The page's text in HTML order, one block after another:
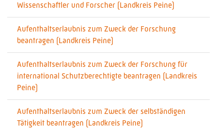
Wissenschaftler und Forscher (Landkreis Peine)
Aufenthaltserlaubnis zum Zweck der Forschung
beantragen (Landkreis Peine)
Aufenthaltserlaubnis zum Zweck der Forschung für
international Schutzberechtigte beantragen (Landkreis
Peine)
Aufenthaltserlaubnis zum Zweck der selbständigen
Tätigkeit beantragen (Landkreis Peine)